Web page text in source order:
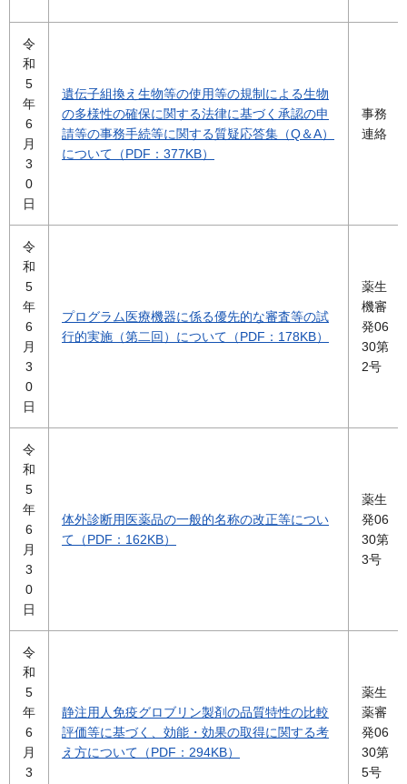
令
和
5
年
6
月
3
0
日
遺伝子組換え生物等の使用等の規制による生物
の多様性の確保に関する法律に基づく承認の申
請等の事務手続等に関する質疑応答集（Q＆A）
について（PDF：377KB）
事務
連絡
令
和
5
年
6
月
3
0
日
プログラム医療機器に係る優先的な審査等の試
行的実施（第二回）について（PDF：178KB）
薬生
機審
発06
30第
2号
令
和
5
年
6
月
3
0
日
体外診断用医薬品の一般的名称の改正等につい
て（PDF：162KB）
薬生
発06
30第
3号
令
和
5
年
6
月
3
静注用人免疫グロブリン製剤の品質特性の比較
評価等に基づく、効能・効果の取得に関する考
え方について（PDF：294KB）
薬生
薬審
発06
30第
5号